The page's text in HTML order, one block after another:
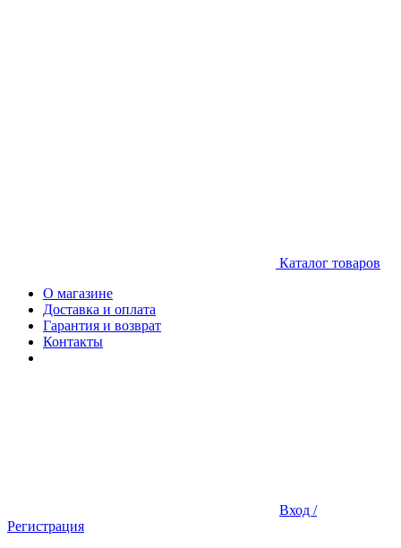
Каталог товаров
О магазине
Доставка и оплата
Гарантия и возврат
Контакты
Вход /
Регистрация